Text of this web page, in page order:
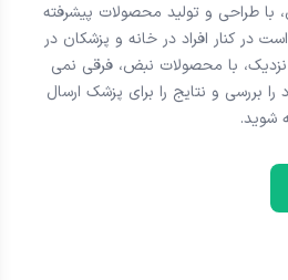
با طراحی و تولید محصولات پیشرفته
در کنار افراد در خانه و پزشکان در
نزدیک، با محصولات نبض، فرقی نمی
بررسی و نتایج را برای پزشک ارسال
شوید.